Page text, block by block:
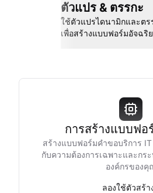
ตัวแปร & ตรรกะ
ใช้ตัวแปรไดนามิกและตร
เพื่อสร้างแบบฟอร์มอัจฉริ
การสร้างแบบฟอ
สร้างแบบฟอร์มคำขอบริการ
กับความต้องการเฉพาะและกร
องค์กรของคุ
ลองใช้ตัวสร้า